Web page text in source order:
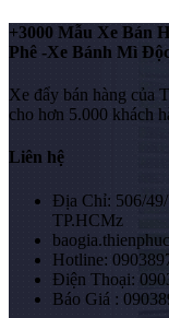
+3000 Mẫu Xe Bán
Phê -Xe Bánh Mì
Xe đẩy bán hàng của
cho hơn 5.000 khách
Liên hệ
Địa Chỉ: 506/
TP.HCMz
Hotline:
Điện Thoại:
Báo Giá :